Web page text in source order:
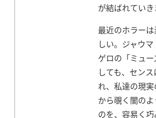
が結ばれていき
最近のホラーは
しい。 ジャウマ
ゲロの「ミュー
しても、セン
れ、私達の現
から覗く闇のよ
のを、容易く